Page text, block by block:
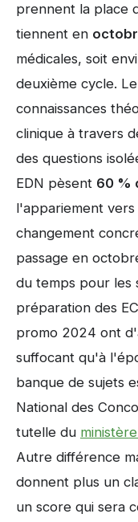
prennent la place
tiennent en
médicales, soit
deuxième cycle.
connaissances
clinique à travers
des questions
EDN pèsent 60 %
l'appariement
changement
passage en
du temps pour les
préparation des
promo 2024 ont
suffocant qu'à
banque de sujets
National des
tutelle du
Autre différence
donnent plus un
un score qui sera